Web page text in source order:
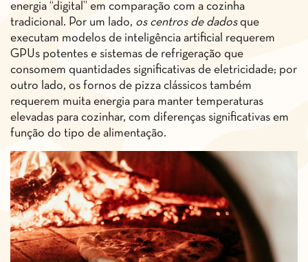
energia “digital” em comparação com a cozinha
tradicional. Por um lado, os centros de dadosque
executam modelos de inteligência artificial requerem
GPUs potentes e sistemas de refrigeração que
consomem quantidades significativas de eletricidade; por
outro lado, os fornos de pizza clássicos também
requerem muita energia para manter temperaturas
elevadas para cozinhar, com diferenças significativas em
função do tipo de alimentação.